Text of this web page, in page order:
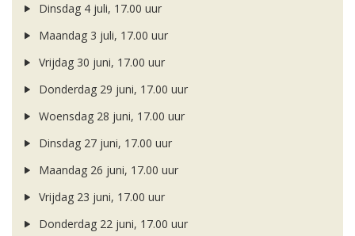
Dinsdag 4 juli, 17.00 uur
Maandag 3 juli, 17.00 uur
Vrijdag 30 juni, 17.00 uur
Donderdag 29 juni, 17.00 uur
Woensdag 28 juni, 17.00 uur
Dinsdag 27 juni, 17.00 uur
Maandag 26 juni, 17.00 uur
Vrijdag 23 juni, 17.00 uur
Donderdag 22 juni, 17.00 uur